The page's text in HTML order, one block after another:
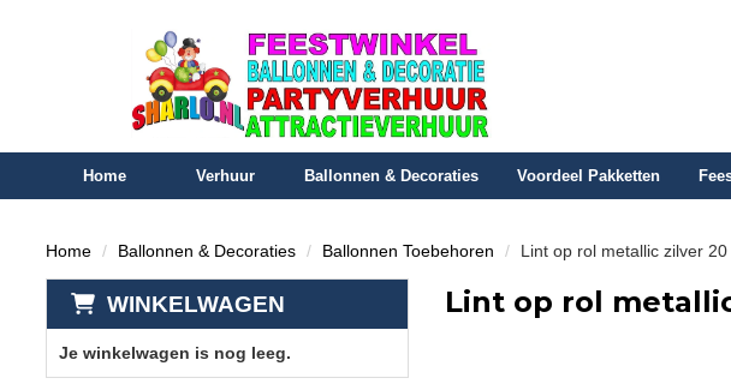
Home Verhuur Ballonnen & Decoraties Voordeel Pakketten
Home Ballonnen & Decoraties Ballonnen Toebehoren Lint op rol metallic zilver
WINKELWAGEN
Je winkelwagen is nog leeg.
Lint op rol